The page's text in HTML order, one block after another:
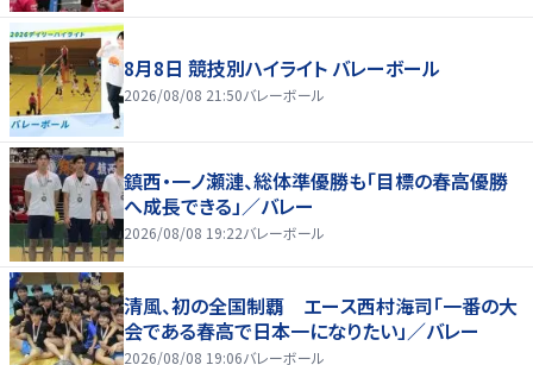
8月8日 競技別ハイライト バレーボール
2026/08/08 21:50バレーボール
鎮西・一ノ瀬漣、総体準優勝も「目標の春高優勝
へ成長できる」／バレー
2026/08/08 19:22バレーボール
清風、初の全国制覇 エース西村海司「一番の大
会である春高で日本一になりたい」／バレー
2026/08/08 19:06バレーボール